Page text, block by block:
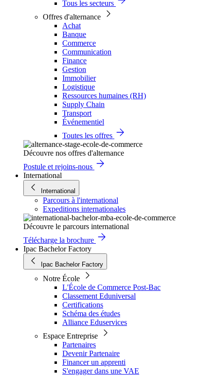
Tous les secteurs
Offres d'alternance
Achat
Banque
Commerce
Communication
Finance
Gestion
Immobilier
Logistique
Ressources humaines (RH)
Supply Chain
Transport
Événementiel
Toutes les offres
Découvre nos offres d'alternance
Postule et rejoins-nous
International
International
Parcours à l'international
Expeditions internationales
Découvre le parcours international
Télécharge la brochure
Ipac Bachelor Factory
Ipac Bachelor Factory
Notre École
L'École de Commerce Post-Bac
Classement Eduniversal
Certifications
Schéma des études
Alliance Eduservices
Espace Entreprise
Partenaires
Devenir Partenaire
Financer un apprenti
S'engager dans une VAE